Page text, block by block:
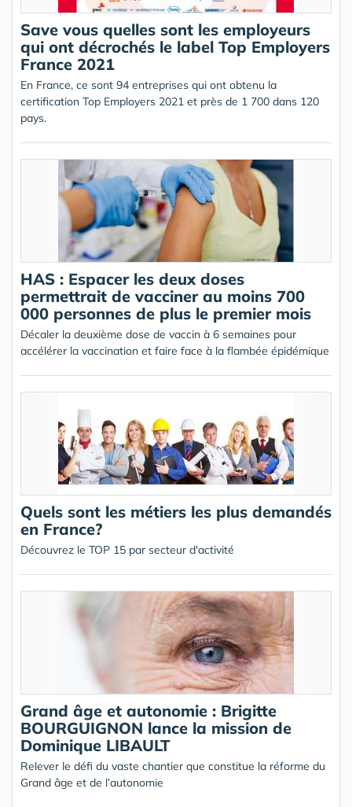
Save vous quelles sont les employeurs
qui ont décrochés le label Top Employers
France 2021
En France, ce sont 94 entreprises qui ont obtenu la
certification Top Employers 2021 et près de 1 700 dans 120
pays.
HAS : Espacer les deux doses
permettrait de vacciner au moins 700
000 personnes de plus le premier mois
Décaler la deuxième dose de vaccin à 6 semaines pour
accélérer la vaccination et faire face à la flambée épidémique
Quels sont les métiers les plus demandés
en France?
Découvrez le TOP 15 par secteur d'activité
Grand âge et autonomie : Brigitte
BOURGUIGNON lance la mission de
Dominique LIBAULT
Relever le défi du vaste chantier que constitue la réforme du
Grand âge et de l’autonomie